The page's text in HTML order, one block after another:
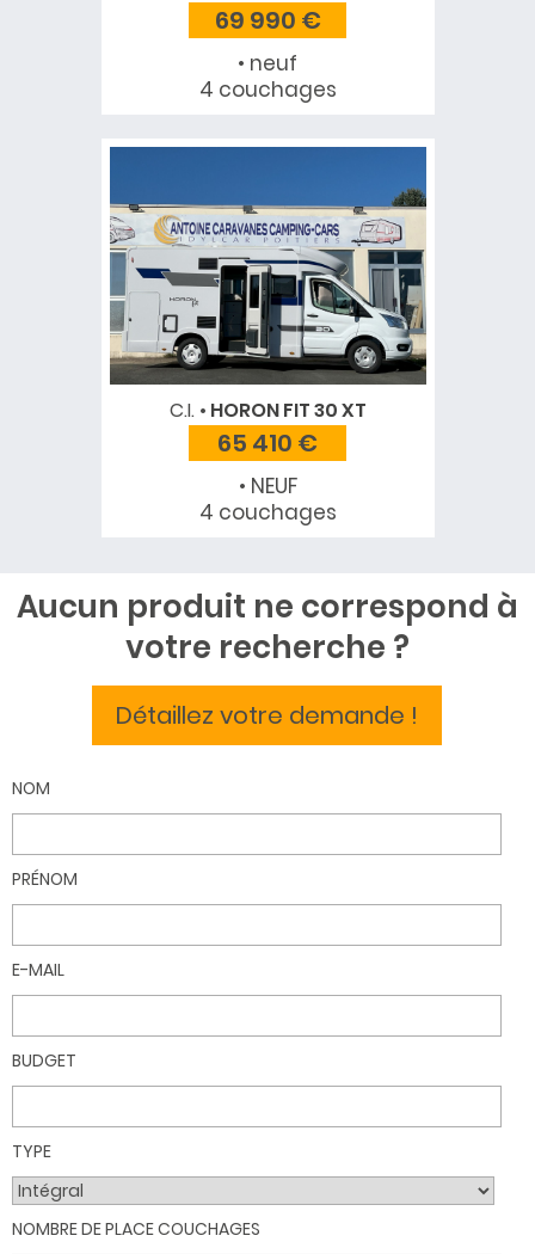
69 990 €
• neuf
4 couchages
C.I. HORON FIT 30 XT
65 410 €
• NEUF
4 couchages
Aucun produit ne correspond à
votre recherche ?
Détaillez votre demande !
NOM
PRÉNOM
E-MAIL
BUDGET
TYPE
NOMBRE DE PLACE COUCHAGES